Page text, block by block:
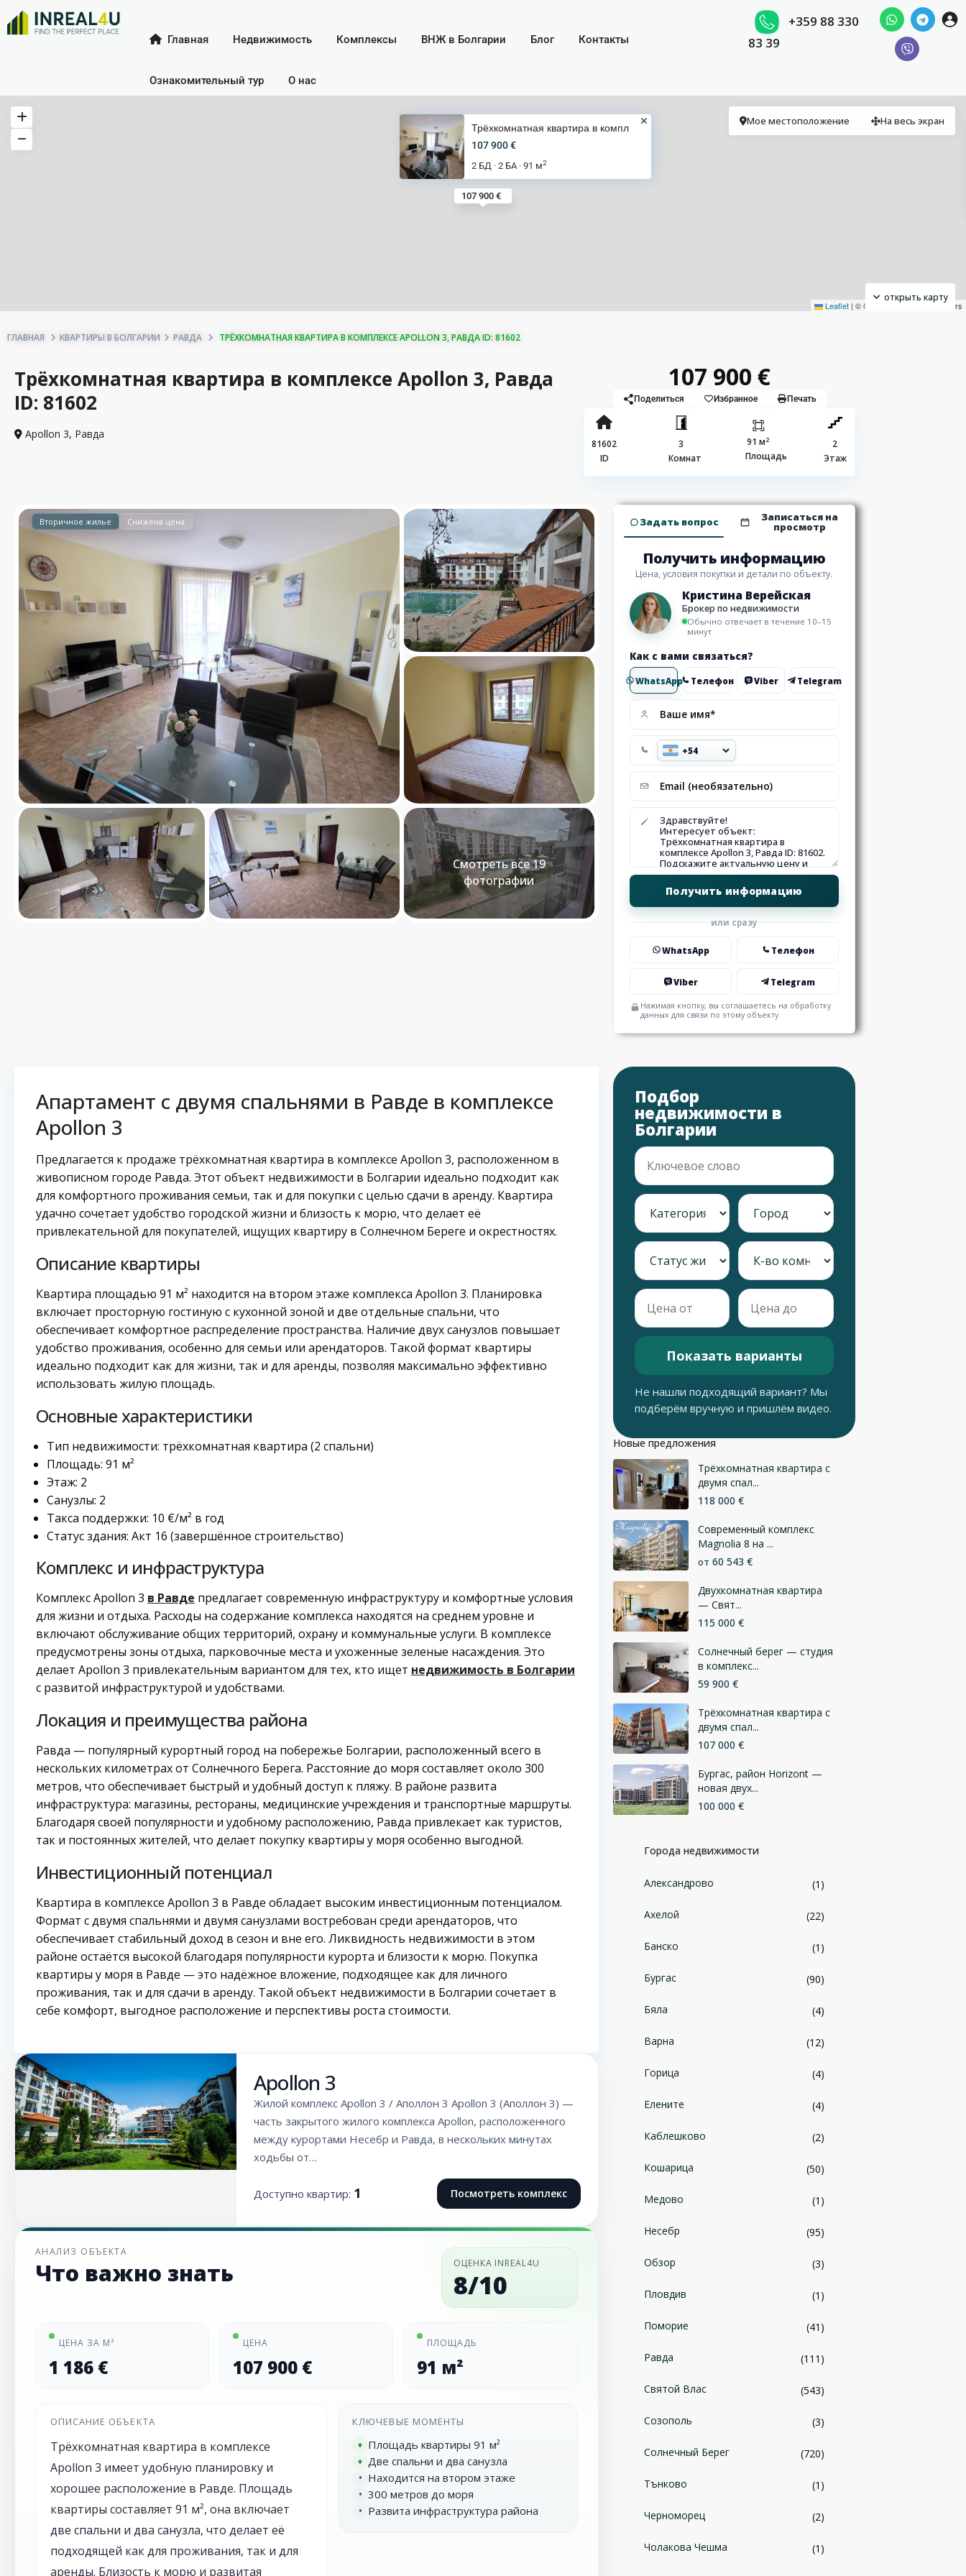
Главная Недвижимость Комплексы ВНЖ в Болгарии Блог Контакты
Ознакомительный тур О нас
+359 88 330
83 39
107 900 €
Трёхкомнатная квартира в компл
107 900 €
2 БД · 2 БА · 91 м2
Leaflet | ©OpenStreetMap contributors
открыть карту
Мое местоположение На весь экран
ГЛАВНАЯ КВАРТИРЫ В БОЛГАРИИ РАВДА ТРЁХКОМНАТНАЯ КВАРТИРА В КОМПЛЕКСЕ APOLLON 3, РАВДА ID: 81602
Трёхкомнатная квартира в комплексе Apollon 3, Равда
ID: 81602
Apollon 3, Равда
107 900 €
Поделиться Избранное Печать
81602
ID
3
Комнат
91 м2
Площадь
2
Этаж
Смотреть все 19
фотографии
Вторичное жилье Снижена цена Задать вопрос Записаться на
просмотр
Получить информацию
Цена, условия покупки и детали по объекту.
Кристина Верейская
Брокер по недвижимости
Обычно отвечает в течение 10–15
минут
Как с вами связаться?
WhatsApp Телефон Viber Telegram
или сразу
WhatsApp Телефон
Viber Telegram
Нажимая кнопку, вы соглашаетесь на обработку
данных для связи по этому объекту.
Апартамент с двумя спальнями в Равде в комплексе
Apollon 3
Предлагается к продаже трёхкомнатная квартира в комплексе Apollon 3, расположенном в
живописном городе Равда. Этот объект недвижимости в Болгарии идеально подходит как
для комфортного проживания семьи, так и для покупки с целью сдачи в аренду. Квартира
удачно сочетает удобство городской жизни и близость к морю, что делает её
привлекательной для покупателей, ищущих квартиру в Солнечном Береге и окрестностях.
Описание квартиры
Квартира площадью 91 м² находится на втором этаже комплекса Apollon 3. Планировка
включает просторную гостиную с кухонной зоной и две отдельные спальни, что
обеспечивает комфортное распределение пространства. Наличие двух санузлов повышает
удобство проживания, особенно для семьи или арендаторов. Такой формат квартиры
идеально подходит как для жизни, так и для аренды, позволяя максимально эффективно
использовать жилую площадь.
Основные характеристики
Тип недвижимости: трёхкомнатная квартира (2 спальни)
Площадь: 91 м²
Этаж: 2
Санузлы: 2
Такса поддержки: 10 €/м² в год
Статус здания: Акт 16 (завершённое строительство)
Комплекс и инфраструктура
Комплекс Apollon 3 в Равде предлагает современную инфраструктуру и комфортные условия
для жизни и отдыха. Расходы на содержание комплекса находятся на среднем уровне и
включают обслуживание общих территорий, охрану и коммунальные услуги. В комплексе
предусмотрены зоны отдыха, парковочные места и ухоженные зеленые насаждения. Это
делает Apollon 3 привлекательным вариантом для тех, кто ищет недвижимость в Болгарии
с развитой инфраструктурой и удобствами.
Локация и преимущества района
Равда — популярный курортный город на побережье Болгарии, расположенный всего в
нескольких километрах от Солнечного Берега. Расстояние до моря составляет около 300
метров, что обеспечивает быстрый и удобный доступ к пляжу. В районе развита
инфраструктура: магазины, рестораны, медицинские учреждения и транспортные маршруты.
Благодаря своей популярности и удобному расположению, Равда привлекает как туристов,
так и постоянных жителей, что делает покупку квартиры у моря особенно выгодной.
Инвестиционный потенциал
Квартира в комплексе Apollon 3 в Равде обладает высоким инвестиционным потенциалом.
Формат с двумя спальнями и двумя санузлами востребован среди арендаторов, что
обеспечивает стабильный доход в сезон и вне его. Ликвидность недвижимости в этом
районе остаётся высокой благодаря популярности курорта и близости к морю. Покупка
квартиры у моря в Равде — это надёжное вложение, подходящее как для личного
проживания, так и для сдачи в аренду. Такой объект недвижимости в Болгарии сочетает в
себе комфорт, выгодное расположение и перспективы роста стоимости.
Apollon 3
Жилой комплекс Apollon 3 / Аполлон 3 Apollon 3 (Аполлон 3) —
часть закрытого жилого комплекса Apollon, расположенного
между курортами Несебр и Равда, в нескольких минутах
ходьбы от…
Доступно квартир: 1 Посмотреть комплекс
АНАЛИЗ ОБЪЕКТА
Что важно знать ОЦЕНКА INREAL4U
8/10
ЦЕНА ЗА М²
1 186 €
ЦЕНА
107 900 €
ПЛОЩАДЬ
91 м²
ОПИСАНИЕ ОБЪЕКТА
Трёхкомнатная квартира в комплексе
Apollon 3 имеет удобную планировку и
хорошее расположение в Равде. Площадь
квартиры составляет 91 м², она включает
две спальни и два санузла, что делает её
подходящей как для проживания, так и для
аренды. Близость к морю и развитая
КЛЮЧЕВЫЕ МОМЕНТЫ
+ Площадь квартиры 91 м²
+ Две спальни и два санузла
• Находится на втором этаже
• 300 метров до моря
• Развита инфраструктура района
Подбор
недвижимости в
Болгарии
Показать варианты
Не нашли подходящий вариант? Мы
подберём вручную и пришлём видео.
Новые предложения
Трёхкомнатная квартира с
двумя спал...
118 000 €
Современный комплекс
Magnolia 8 на ...
от 60 543 €
Двухкомнатная квартира
— Свят...
115 000 €
Солнечный берег — студия
в комплекс...
59 900 €
Трёхкомнатная квартира с
двумя спал...
107 000 €
Бургас, район Horizont —
новая двух...
100 000 €
Города недвижимости
Александрово (1)
Ахелой (22)
Банско (1)
Бургас (90)
Бяла (4)
Варна (12)
Горица (4)
Елените (4)
Каблешково (2)
Кошарица (50)
Медово (1)
Несебр (95)
Обзор (3)
Пловдив (1)
Поморие (41)
Равда (111)
Святой Влас (543)
Созополь (3)
Солнечный Берег (720)
Тънково (1)
Черноморец (2)
Чолакова Чешма (1)